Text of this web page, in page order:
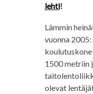
lehti!
Lämmin
vuonna
1500 metriin
olevat